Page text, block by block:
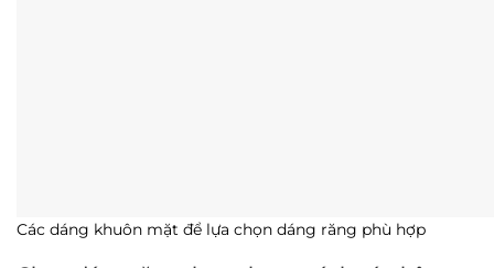
Các dáng khuôn mặt để lựa chọn dáng răng phù hợp